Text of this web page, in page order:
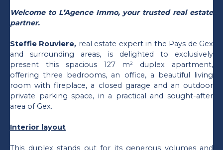
Welcome to L’Agence Immo, your trusted real estate
partner.
Steffie Rouviere, real estate expert in the Pays de Gex
and surrounding areas, is delighted to exclusively
present this spacious 127 m² duplex apartment,
offering three bedrooms, an office, a beautiful living
room with fireplace, a closed garage and an outdoor
private parking space, in a practical and sought-after
area of Gex.
Interior layout
This duplex stands out for its generous volumes and